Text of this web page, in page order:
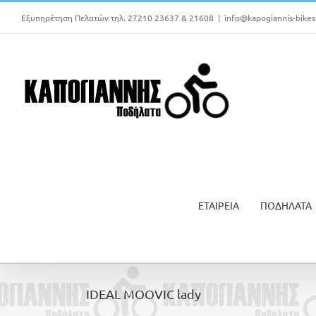
Μετάβαση
περιεχόμενο
Εξυπηρέτηση Πελατών τηλ. 27210 23637 & 21608 | info@kapogiannis-
ΕΤΑΙΡΕΙΑ ΠΟΔΗΛΑΤΑ
IDEAL MOOVIC lady